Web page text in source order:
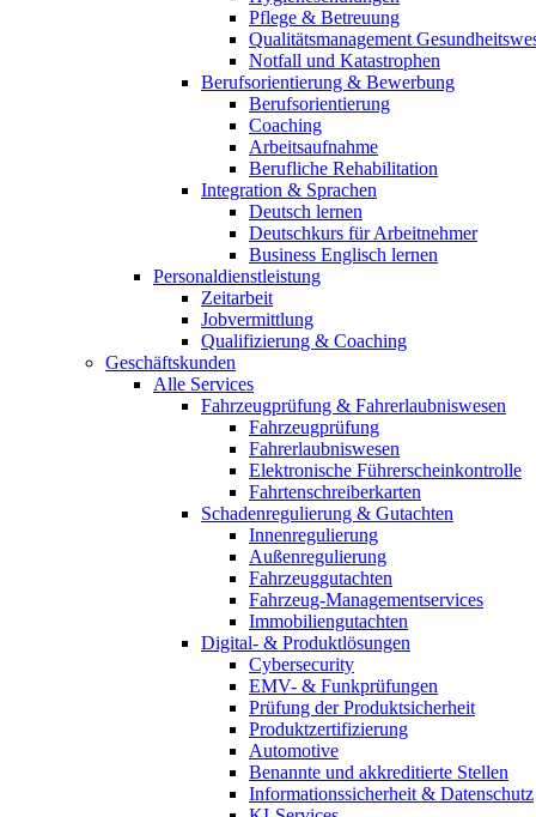
Pflege & Betreuung
Qualitätsmanagement
Notfall und Katastrophen
Berufsorientierung & Bewerbung
Berufsorientierung
Coaching
Arbeitsaufnahme
Berufliche Rehabilitation
Integration & Sprachen
Deutsch lernen
Deutschkurs für Arbeitnehmer
Business Englisch lernen
Personaldienstleistung
Zeitarbeit
Jobvermittlung
Qualifizierung & Coaching
Geschäftskunden
Alle Services
Fahrzeugprüfung & Fahrerlaubniswesen
Fahrzeugprüfung
Fahrerlaubniswesen
Elektronische Führerscheinkontrolle
Fahrtenschreiberkarten
Schadenregulierung & Gutachten
Innenregulierung
Außenregulierung
Fahrzeuggutachten
Fahrzeug-Managementservices
Immobiliengutachten
Digital- & Produktlösungen
Cybersecurity
EMV- & Funkprüfungen
Prüfung der Produktsicherheit
Produktzertifizierung
Automotive
Benannte und akkreditierte Stellen
Informationssicherheit & Datenschutz